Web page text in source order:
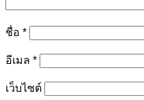
ชื่อ *
อีเมล *
เว็บไซต์